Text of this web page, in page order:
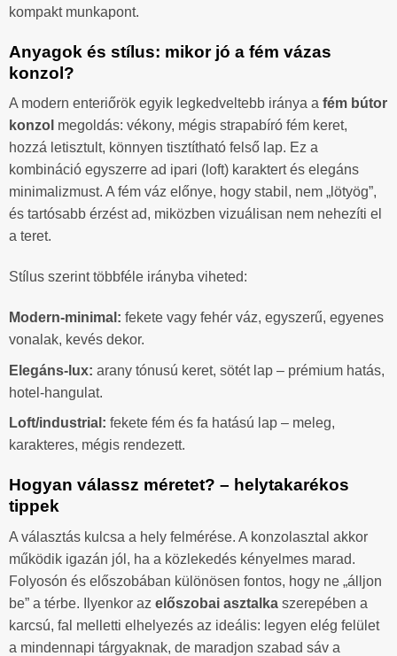
kompakt munkapont.
Anyagok és stílus: mikor jó a fém vázas
konzol?
A modern enteriőrök egyik legkedveltebb iránya a fém bútor
konzol megoldás: vékony, mégis strapabíró fém keret,
hozzá letisztult, könnyen tisztítható felső lap. Ez a
kombináció egyszerre ad ipari (loft) karaktert és elegáns
minimalizmust. A fém váz előnye, hogy stabil, nem „lötyög”,
és tartósabb érzést ad, miközben vizuálisan nem nehezíti el
a teret.
Stílus szerint többféle irányba viheted:
Modern-minimal: fekete vagy fehér váz, egyszerű, egyenes
vonalak, kevés dekor.
Elegáns-lux: arany tónusú keret, sötét lap – prémium hatás,
hotel-hangulat.
Loft/industrial: fekete fém és fa hatású lap – meleg,
karakteres, mégis rendezett.
Hogyan válassz méretet? – helytakarékos
tippek
A választás kulcsa a hely felmérése. A konzolasztal akkor
működik igazán jól, ha a közlekedés kényelmes marad.
Folyosón és előszobában különösen fontos, hogy ne „álljon
be” a térbe. Ilyenkor az előszobai asztalka szerepében a
karcsú, fal melletti elhelyezés az ideális: legyen elég felület
a mindennapi tárgyaknak, de maradjon szabad sáv a